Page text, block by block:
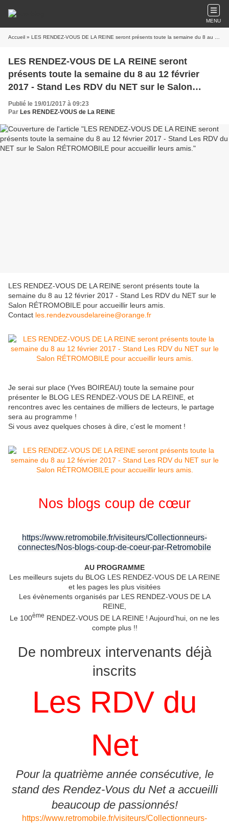
MENU
Accueil » LES RENDEZ-VOUS DE LA REINE seront présents toute la semaine du 8 au 12 février 2017 - Stand Les RDV du NET sur le Salon RÉTROMOBILE pour accueillir leurs amis.
LES RENDEZ-VOUS DE LA REINE seront
présents toute la semaine du 8 au 12 février
2017 - Stand Les RDV du NET sur le Salon
RÉTROMOBILE pour accueillir leurs amis.
Publié le 19/01/2017 à 09:23
Par Les RENDEZ-VOUS de La REINE
LES RENDEZ-VOUS DE LA REINE seront présents toute la
semaine du 8 au 12 février 2017 - Stand Les RDV du NET sur le
Salon RÉTROMOBILE pour accueillir leurs amis.
Contact les.rendezvousdelareine@orange.fr
Je serai sur place (Yves BOIREAU) toute la semaine pour
présenter le BLOG LES RENDEZ-VOUS DE LA REINE, et
rencontres avec les centaines de milliers de lecteurs, le partage
sera au programme !
Si vous avez quelques choses à dire, c’est le moment !
Nos blogs coup de cœur
https://www.retromobile.fr/visiteurs/Collectionneurs-
connectes/Nos-blogs-coup-de-coeur-par-Retromobile
AU PROGRAMME
Les meilleurs sujets du BLOG LES RENDEZ-VOUS DE LA REINE
et les pages les plus visitées
Les évènements organisés par LES RENDEZ-VOUS DE LA
REINE,
Le 100ème RENDEZ-VOUS DE LA REINE ! Aujourd’hui, on ne les
compte plus !!
De nombreux intervenants déjà
inscrits
Les RDV du
Net
Pour la quatrième année consécutive, le
stand des Rendez-Vous du Net a accueilli
beaucoup de passionnés!
https://www.retromobile.fr/visiteurs/Collectionneurs-